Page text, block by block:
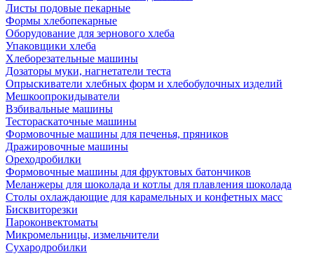
Листы подовые пекарные
Формы хлебопекарные
Оборудование для зернового хлеба
Упаковщики хлеба
Хлеборезательные машины
Дозаторы муки, нагнетатели теста
Опрыскиватели хлебных форм и хлебобулочных изделий
Мешкоопрокидыватели
Взбивальные машины
Тестораскаточные машины
Формовочные машины для печенья, пряников
Дражировочные машины
Ореходробилки
Формовочные машины для фруктовых батончиков
Меланжеры для шоколада и котлы для плавления шоколада
Столы охлаждающие для карамельных и конфетных масс
Бисквиторезки
Пароконвектоматы
Микромельницы, измельчители
Сухародробилки